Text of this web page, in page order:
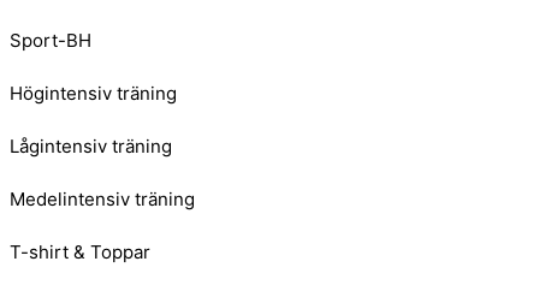
Sport-BH
Högintensiv träning
Lågintensiv träning
Medelintensiv träning
T-shirt & Toppar